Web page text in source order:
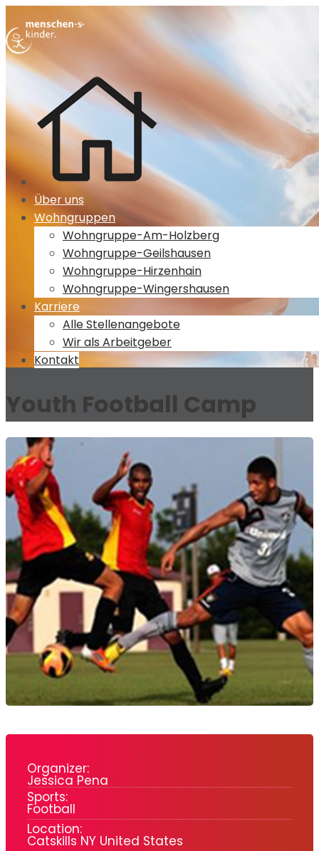
Über uns
Wohngruppen
Wohngruppe-Am-Holzberg
Wohngruppe-Geilshausen
Wohngruppe-Hirzenhain
Wohngruppe-Wingershausen
Karriere
Alle Stellenangebote
Wir als Arbeitgeber
Kontakt
Youth Football Camp
Organizer:
Jessica Pena
Sports:
Football
Location:
Catskills NY United States